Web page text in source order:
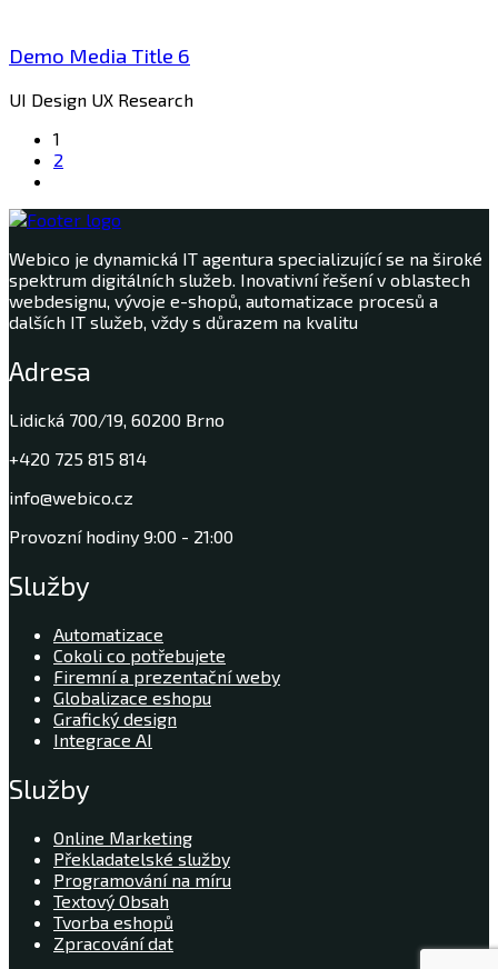
Demo Media Title 6
UI Design UX Research
1
2
Webico je dynamická IT agentura specializující se na široké
spektrum digitálních služeb. Inovativní řešení v oblastech
webdesignu, vývoje e-shopů, automatizace procesů a
dalších IT služeb, vždy s důrazem na kvalitu
Adresa
Lidická 700/19, 60200 Brno
+420 725 815 814
info@webico.cz
Provozní hodiny 9:00 - 21:00
Služby
Automatizace
Cokoli co potřebujete
Firemní a prezentační weby
Globalizace eshopu
Grafický design
Integrace AI
Služby
Online Marketing
Překladatelské služby
Programování na míru
Textový Obsah
Tvorba eshopů
Zpracování dat